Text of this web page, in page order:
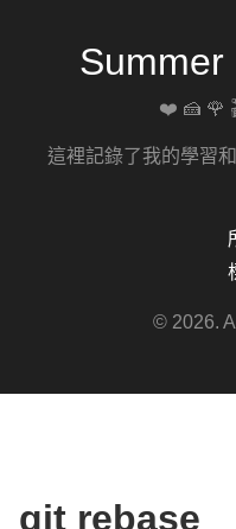
Summer
❤️ 🍰 🌹
這裡記錄了我的學習
© 2026.
git rebase